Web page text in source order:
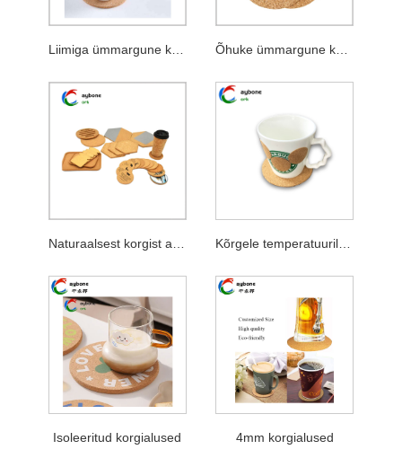
Liimiga ümmargune korgialused Õhuke ümmargune korgist alast
Naturaalsest korgist aluse tassi jaoks Kõrgele temperatuurile vastupidav korgialused
Isoleeritud korgialused 4mm korgialused